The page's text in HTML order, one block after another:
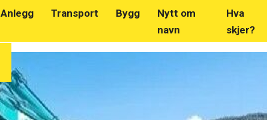
Anlegg Transport Bygg
Nytt om
navn
Hva
skjer?